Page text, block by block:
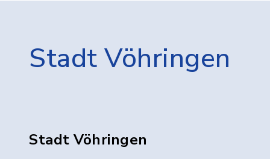
Stadt Vöhringen
Stadt Vöhringen